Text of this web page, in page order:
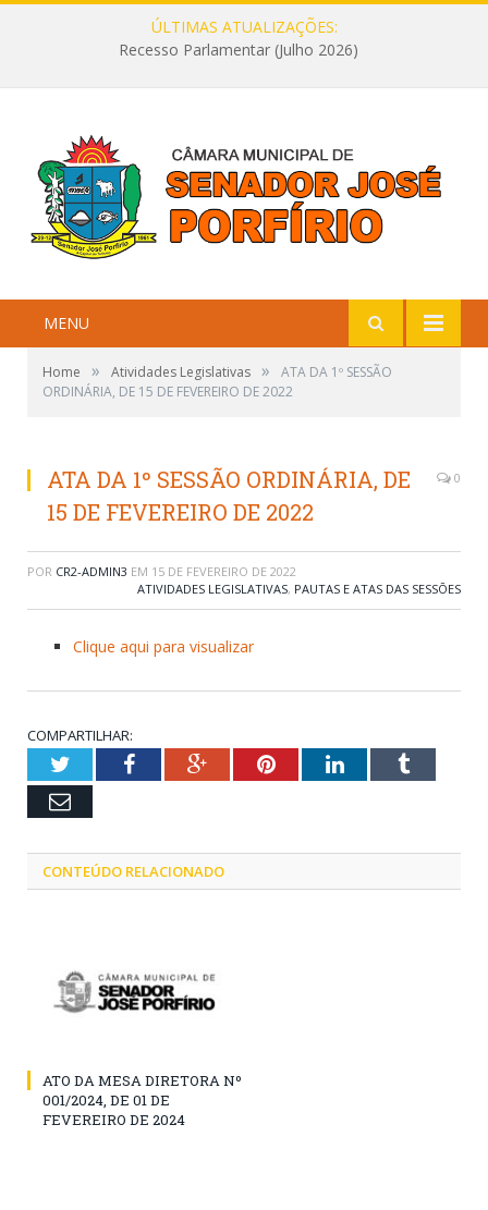
ÚLTIMAS ATUALIZAÇÕES:
Recesso Parlamentar (Julho 2026)
MENU
Home » Atividades Legislativas »
ATA DA 1º SESSÃO
ORDINÁRIA, DE 15 DE FEVEREIRO DE 2022
ATA DA 1º SESSÃO ORDINÁRIA, DE
15 DE FEVEREIRO DE 2022
0
POR CR2-ADMIN3 EM 15 DE FEVEREIRO DE 2022
ATIVIDADES LEGISLATIVAS, PAUTAS E ATAS DAS SESSÕES
Clique aqui para visualizar
COMPARTILHAR:
TwitterFacebookGoogle+PinterestLinkedInTumblr
Email
CONTEÚDO RELACIONADO
ATO DA MESA DIRETORA Nº
001/2024, DE 01 DE
FEVEREIRO DE 2024